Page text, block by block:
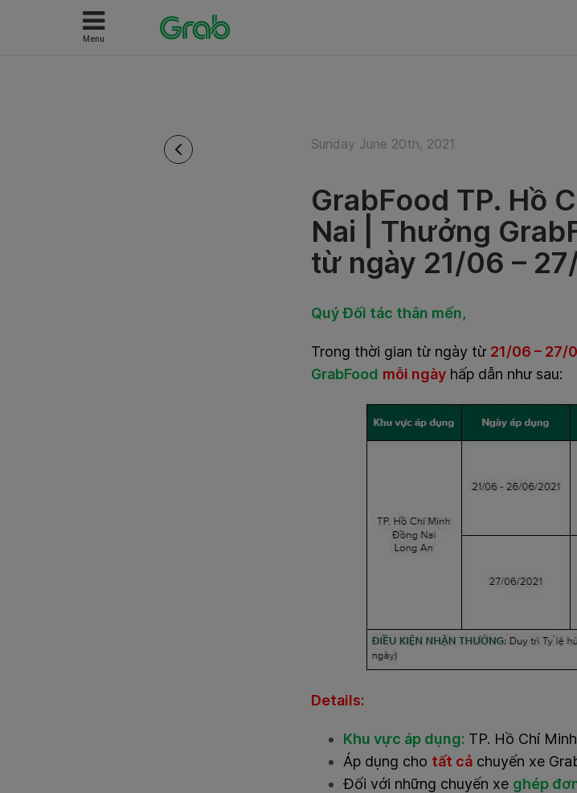
Menu
Sunday June 20th, 2021
GrabFood TP. Hồ
Nai | Thưởng
từ ngày 21/06 –
Quý Đối tác thân mến,
Trong thời gian từ ngày từ 21/06 – 27/
GrabFood mỗi ngày hấp dẫn như sau:
Details:
Khu vực áp dụng: TP. Hồ Chí
Áp dụng cho tất cả chuyến xe
Đối với những chuyến xe ghép